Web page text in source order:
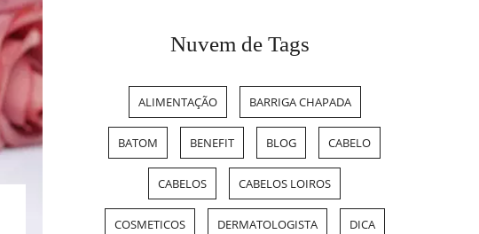
Nuvem de Tags
ALIMENTAÇÃO BARRIGA CHAPADA
BATOM BENEFIT BLOG CABELO
CABELOS CABELOS LOIROS
COSMETICOS DERMATOLOGISTA DICA